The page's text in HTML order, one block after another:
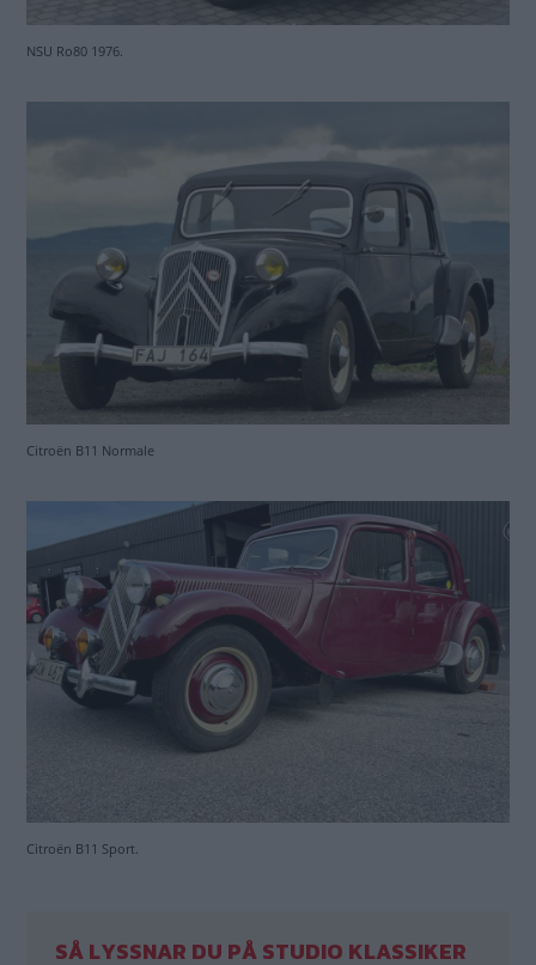
NSU Ro80 1976.
Citroën B11 Normale
Citroën B11 Sport.
SÅ LYSSNAR DU PÅ STUDIO KLASSIKER